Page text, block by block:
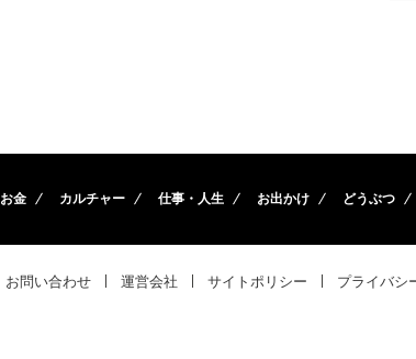
お金 カルチャー 仕事・人生 お出かけ どうぶつ
お問い合わせ 運営会社 サイトポリシー プライバシ